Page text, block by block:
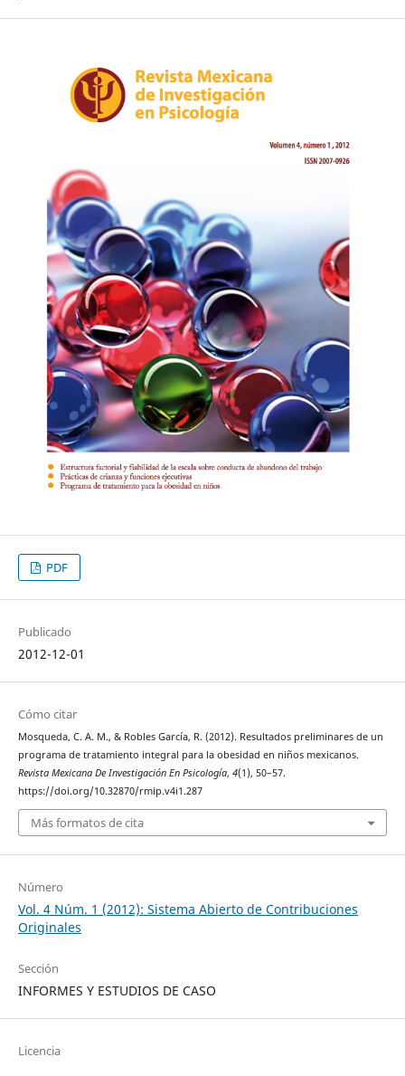
PDF
Publicado
2012-12-01
Cómo citar
Mosqueda, C. A. M., & Robles García, R. (2012). Resultados preliminares de un
programa de tratamiento integral para la obesidad en niños mexicanos.
Revista Mexicana De Investigación En Psicología, 4(1), 50–57.
https://doi.org/10.32870/rmip.v4i1.287
Más formatos de cita
Número
Vol. 4 Núm. 1 (2012): Sistema Abierto de Contribuciones
Originales
Sección
INFORMES Y ESTUDIOS DE CASO
Licencia